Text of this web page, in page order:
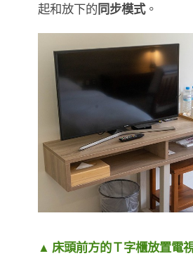
起和放下的同步模式。
▲ 床頭前方的Ｔ字櫃放置電